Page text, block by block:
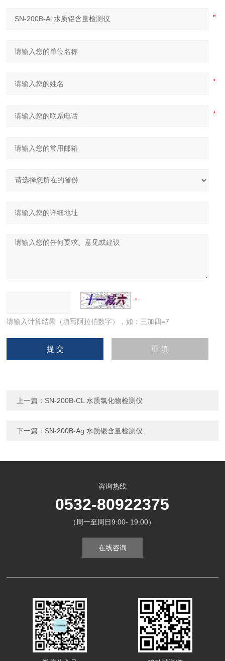
请输入计算结果（填写阿拉伯数字），如：三加四=7
上一篇： SN-200B-CL 水质氯化物检测仪
下一篇： SN-200B-Ag 水质银含量检测仪
咨询热线
0532-80922375
（周一至周日9:00- 19:00）
在线咨询